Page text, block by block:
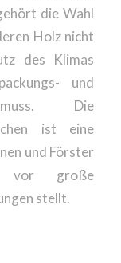
die Wahl
Holz nicht
des Klimas
und
Die
ist eine
und Förster
vor große
stellt.